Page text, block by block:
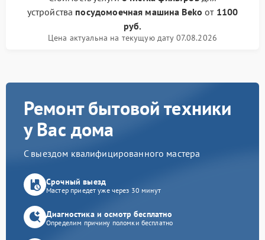
устройства посудомоечная машина Beko от 1100
руб.
Цена актуальна на текущую дату 07.08.2026
Ремонт бытовой техники
у Вас дома
С выездом квалифицированного мастера
Срочный выезд
Мастер приедет уже через 30 минут
Диагностика и осмотр бесплатно
Определим причину поломки бесплатно